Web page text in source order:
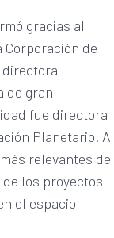
gracias al
de
directora
de gran
fue directora
Planetario. A
relevantes de
los proyectos
el espacio